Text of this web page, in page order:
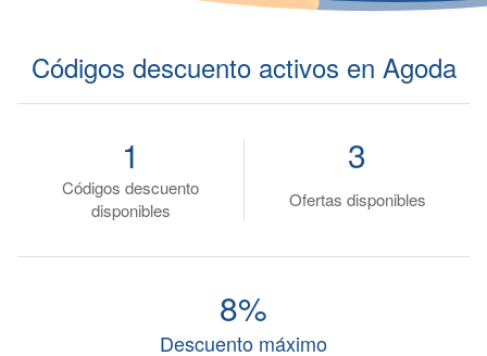
Códigos descuento activos en Agoda
Códigos descuento
disponibles
1
Ofertas disponibles
3
Descuento máximo
8%